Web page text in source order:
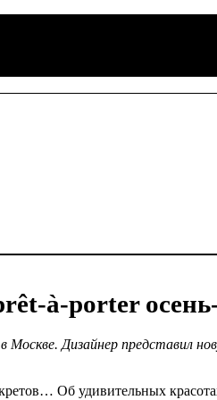
à-porter
Дизайнер представил
Об удивительных